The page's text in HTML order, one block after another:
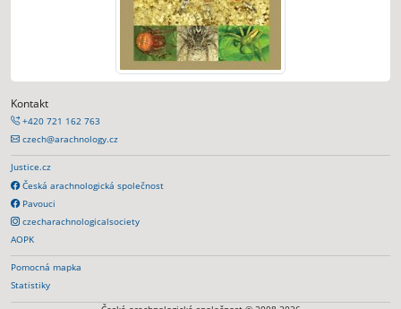
Kontakt
+420 721 162 763
czech@arachnology.cz
Justice.cz
Česká arachnologická společnost
Pavouci
czecharachnologicalsociety
AOPK
Pomocná mapka
Statistiky